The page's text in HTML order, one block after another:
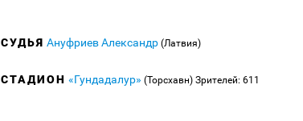
СУДЬЯ Ануфриев Александр (Латвия)
СТАДИОН «Гундадалур» (Торсхавн) Зрителей: 611